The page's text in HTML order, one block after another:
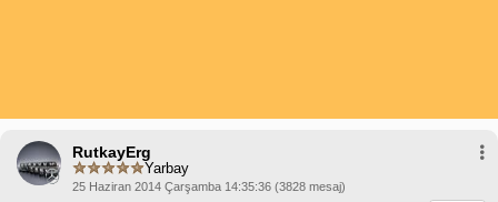
RutkayErg
Yarbay
25 Haziran 2014 Çarşamba 14:35:36 (3828 mesaj)